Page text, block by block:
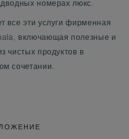
номерах люкс.
все эти услуги фирменная
включающая полезные и
чистых продуктов в
сочетании.